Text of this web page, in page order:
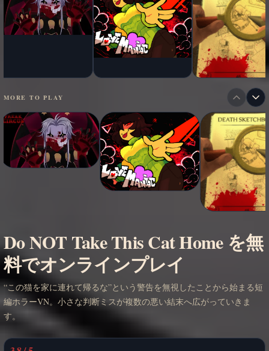
MORE TO PLAY
Do NOT Take This Cat Home を無
料でオンラインプレイ
“この猫を家に連れて帰るな”という警告を無視したことから始まる短
編ホラーVN。小さな判断ミスが複数の悪い結末へ広がっていきま
す。